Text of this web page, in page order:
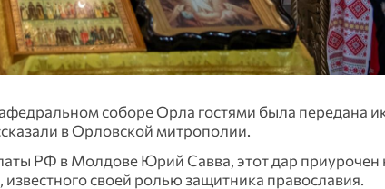
соборе Орла гостями была передана
в Орловской митрополии.
РФ в Молдове Юрий Савва, этот дар приурочен
своей ролью защитника православия.